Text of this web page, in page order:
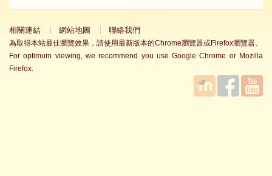
相關連結 網站地圖 聯絡我們
為取得本站最佳瀏覽效果，請使用最新版本的Chrome瀏覽器或Firefox瀏覽器。
For optimum viewing, we recommend you use Google Chrome or Mozilla
Firefox.